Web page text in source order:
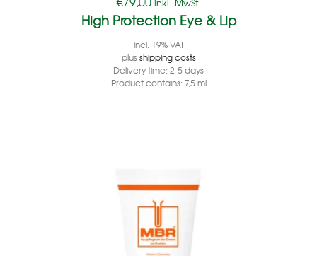
High Protection Eye & Lip
incl. 19% VAT
plusshipping costs
Delivery time: 2-5 days
Product contains: 7,5ml